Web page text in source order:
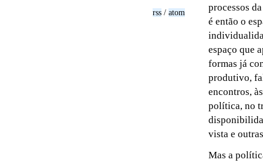
processos
é então o
espaço que
formas já
produtivo,
encontros,
política, no
vista e
Mas a
rss / atom